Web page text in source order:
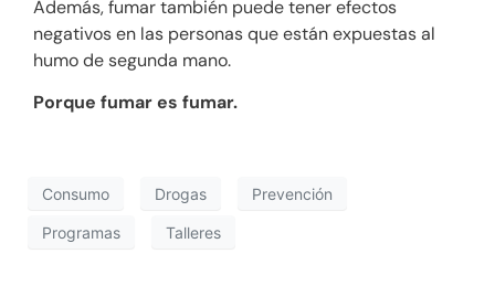
Además, fumar también puede tener efectos
negativos en las personas que están expuestas al
humo de segunda mano.
Porque fumar es fumar.
Consumo Drogas Prevención
Programas Talleres